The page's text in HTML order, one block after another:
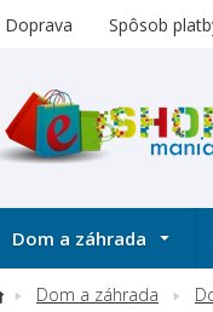
Doprava Spôsob
Dom a záhrada
DomovDom a záhrada